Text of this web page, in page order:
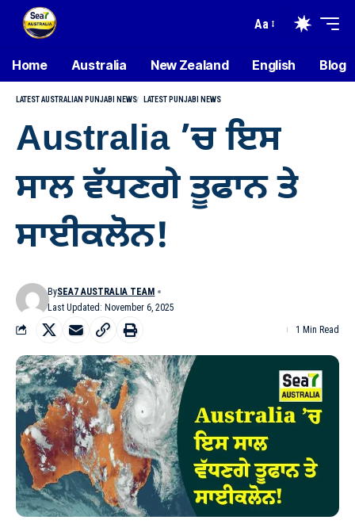
Aa
Home Australia New Zealand English Blog
LATEST AUSTRALIAN PUNJABI NEWS LATEST PUNJABI NEWS
Australia ’ਚ ਇਸ
ਸਾਲ ਵੱਧਣਗੇ ਤੂਫਾਨ ਤੇ
ਸਾਈਕਲੋਨ!
Last Updated: November 6, 2025
BySEA7 AUSTRALIA TEAM
1 Min Read